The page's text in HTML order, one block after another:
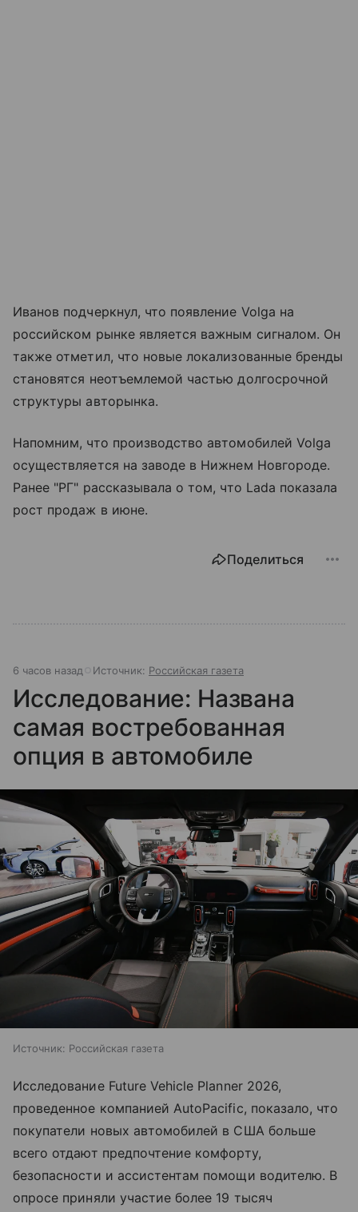
Иванов подчеркнул, что появление Volga на
российском рынке является важным сигналом. Он
также отметил, что новые локализованные бренды
становятся неотъемлемой частью долгосрочной
структуры авторынка.
Напомним, что производство автомобилей Volga
осуществляется на заводе в Нижнем Новгороде.
Ранее "РГ" рассказывала о том, что Lada показала
рост продаж в июне.
Поделиться
6 часов назад Источник: Российская газета
Исследование: Названа
самая востребованная
опция в автомобиле
Источник: Российская газета
Исследование Future Vehicle Planner 2026,
проведенное компанией AutoPacific, показало, что
покупатели новых автомобилей в США больше
всего отдают предпочтение комфорту,
безопасности и ассистентам помощи водителю. В
опросе приняли участие более 19 тысяч